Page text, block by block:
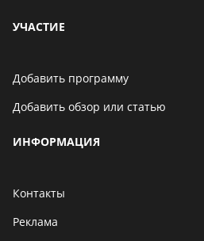
УЧАСТИЕ
Добавить программу
Добавить обзор или статью
ИНФОРМАЦИЯ
Контакты
Реклама